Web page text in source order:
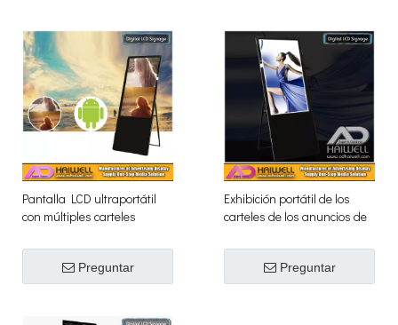
Pantalla LCD ultraportátil
con múltiples carteles
digital
Preguntar
Exhibición portátil de los
carteles de los anuncios de
señalización de 43
pulgadas ultra Digital
Preguntar